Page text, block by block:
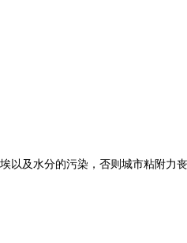
及水分的污染，否则城市粘附力